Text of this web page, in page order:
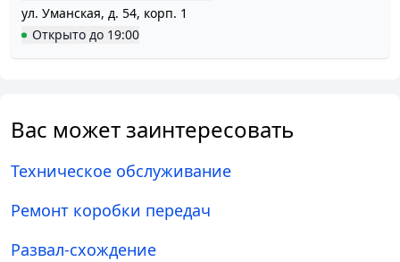
ул. Уманская, д. 54, корп. 1
Открыто до 19:00
Вас может заинтересовать
Техническое обслуживание
Ремонт коробки передач
Развал-схождение